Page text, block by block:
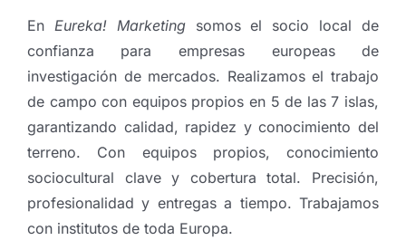
En Eureka! Marketingsomos el socio local de
confianza para empresas europeas de
investigación de mercados. Realizamos el trabajo
de campo con equipos propios en 5 de las 7 islas,
garantizando calidad, rapidez y conocimiento del
terreno. Con equipos propios, conocimiento
sociocultural clave y cobertura total. Precisión,
profesionalidad y entregas a tiempo. Trabajamos
con institutos de toda Europa.